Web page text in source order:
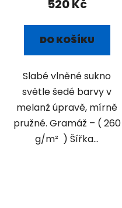
520 Kč
DO KOŠÍKU
Slabé vlněné sukno
světle šedé barvy v
melanž úpravě, mírně
pružné. Gramáž – ( 260
g/m² ) Šířka...